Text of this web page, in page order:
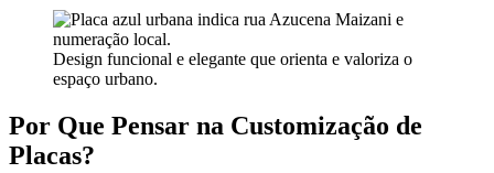
Design funcional e elegante que orienta e valoriza o
espaço urbano.
Por Que Pensar na Customização de
Placas?